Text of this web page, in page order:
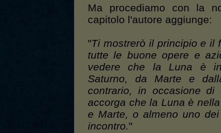
Ma procediamo con la
capitolo l'autore aggiunge:
"Ti mostrerò il principio e il
tutte le buone opere e
vedere che la Luna è
Saturno, da Marte e
contrario, in occasione
accorga che la Luna è
e Marte, o almeno uno
incontro."